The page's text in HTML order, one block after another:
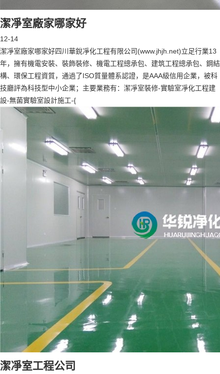
潔凈室廠家哪家好
12-14
潔凈室廠家哪家好四川華銳凈化工程有限公司(www.jhjh.net)立足行業13
年，擁有機電安裝、裝飾裝修、機電工程總承包、建筑工程總承包、鋼結
構、環保工程資質，通過了ISO質量體系認證，是AAA級信用企業，被科
技廳評為科技型中小企業；主要業務有：潔凈室裝修-實驗室凈化工程建
設-無菌實驗室設計施工-{
潔凈室工程公司